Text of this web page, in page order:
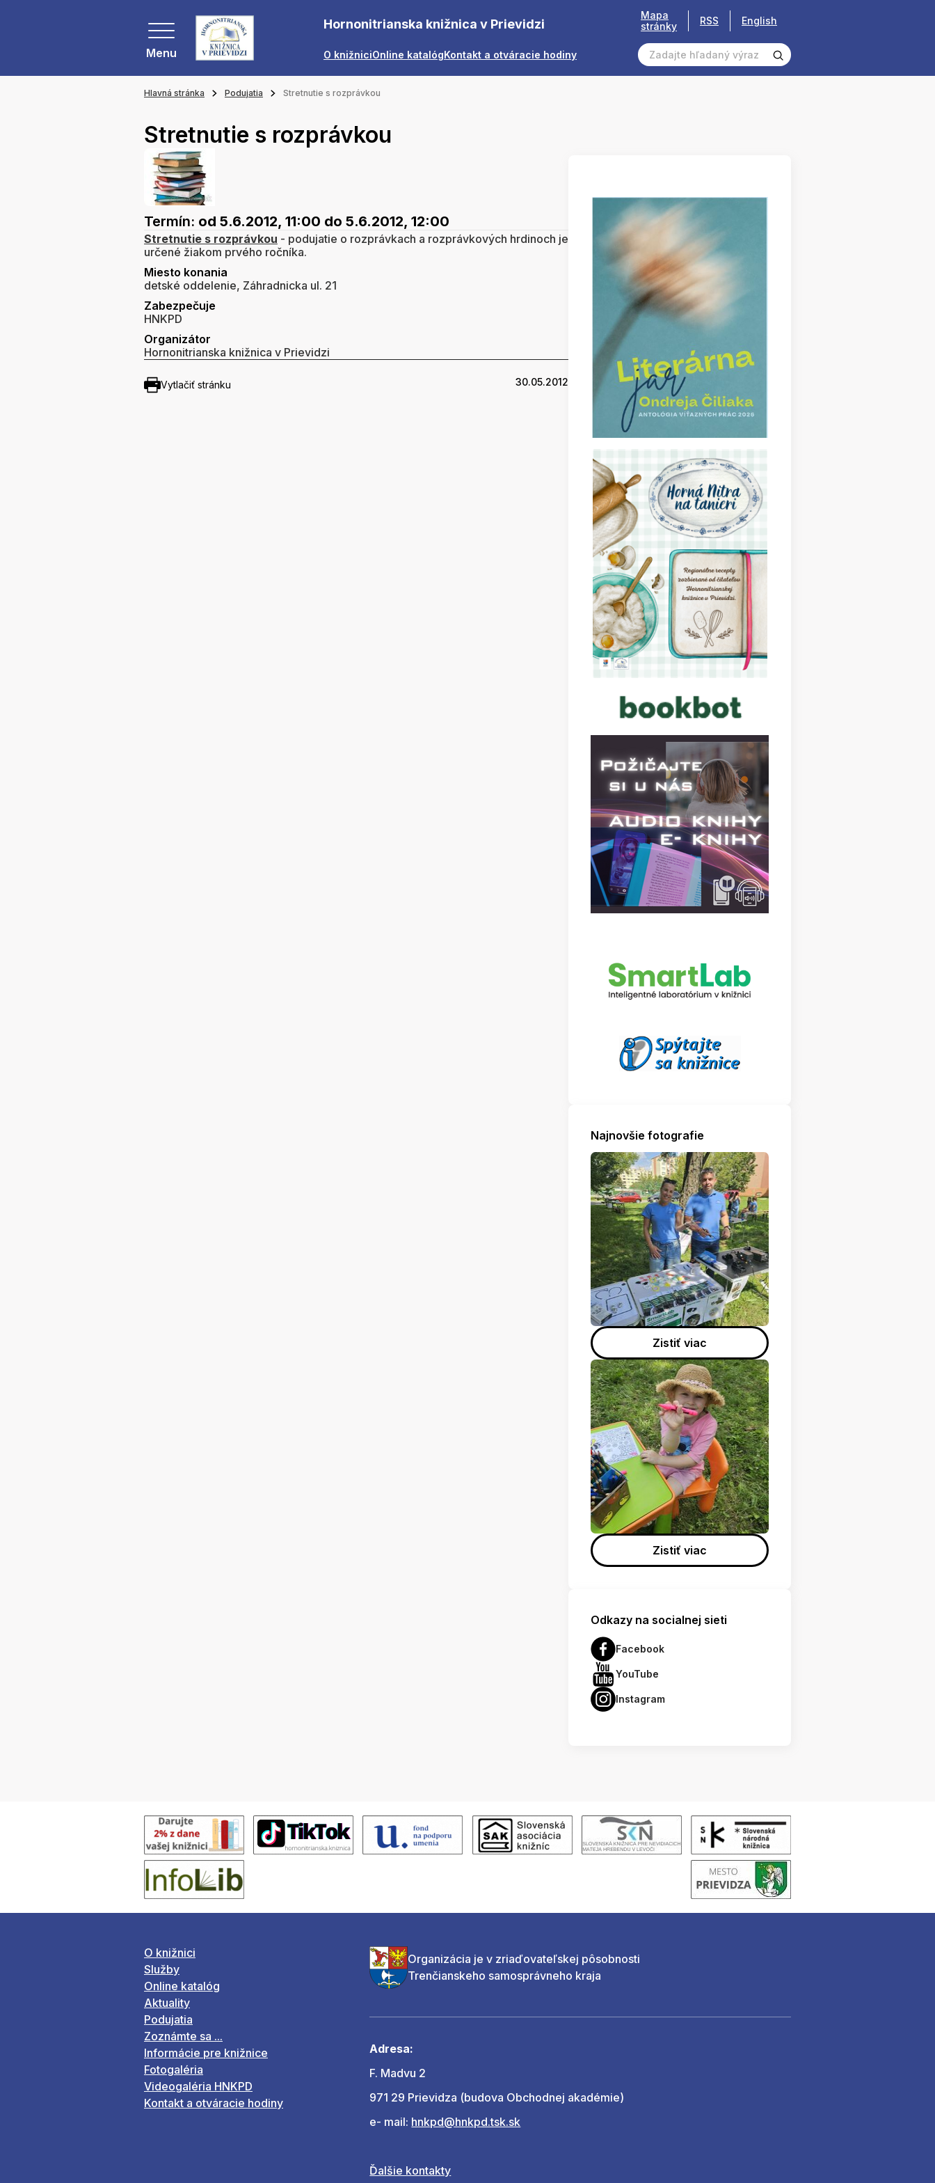
Menu
Hornonitrianska knižnica v Prievidzi
O knižniciOnline katalógKontakt a otváracie hodiny
Mapa
stránky
RSS English
Hlavná stránka Podujatia Stretnutie s rozprávkou
Stretnutie s rozprávkou
Termín: od 5.6.2012, 11:00 do 5.6.2012, 12:00
Stretnutie s rozprávkou - podujatie o rozprávkach a rozprávkových hrdinoch je
určené žiakom prvého ročníka.
Miesto konania
detské oddelenie, Záhradnicka ul. 21
Zabezpečuje
HNKPD
Organizátor
Hornonitrianska knižnica v Prievidzi
Vytlačiť stránku 30.05.2012
Najnovšie fotografie
Zistiť viac
Zistiť viac
Odkazy na socialnej sieti
Facebook
YouTube
Instagram
O knižnici
Služby
Online katalóg
Aktuality
Podujatia
Zoznámte sa ...
Informácie pre knižnice
Fotogaléria
Videogaléria HNKPD
Kontakt a otváracie hodiny
Organizácia je v zriaďovateľskej pôsobnosti
Trenčianskeho samosprávneho kraja
Adresa:
F. Madvu 2
971 29 Prievidza (budova Obchodnej akadémie)
e- mail: hnkpd@hnkpd.tsk.sk
Ďalšie kontakty